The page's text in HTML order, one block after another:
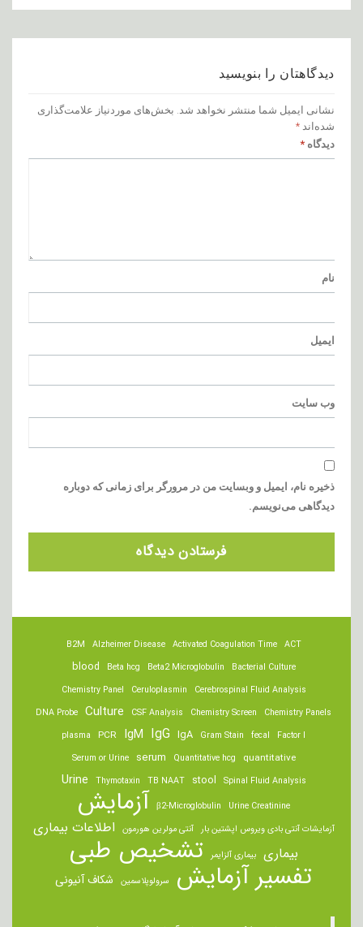
دیدگاهتان را بنویسید
نشانی ایمیل شما منتشر نخواهد شد. بخش‌های موردنیاز علامت‌گذاری
شده‌اند *
دیدگاه *
نام
ایمیل
وب‌ سایت
ذخیره نام، ایمیل و وبسایت من در مرورگر برای زمانی که دوباره
دیدگاهی می‌نویسم.
ACT
Activated Coagulation Time
Alzheimer Disease
B2M
Bacterial Culture
Beta2 Microglobulin
Beta hcg
blood
Cerebrospinal Fluid Analysis
Ceruloplasmin
Chemistry Panel
Chemistry Panels
Chemistry Screen
CSF Analysis
Culture
DNA Probe
Factor I
fecal
Gram Stain
IgA
IgG
IgM
PCR
plasma
quantitative
Quantitative hcg
serum
Serum or Urine
Spinal Fluid Analysis
stool
TB NAAT
Thymotaxin
Urine
Urine Creatinine
β2-Microglobulin آزمایش
آزمایشات آنتی بادی ویروس اپشتین بار آنتی مولرین هورمون اطلاعات بیماری
بیماری بیماری آلزایمر تشخیص طبی
تفسیر آزمایش سرولوپلاسمین شکاف آنیونی